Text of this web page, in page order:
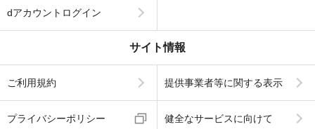
dアカウントログイン
サイト情報
ご利用規約 提供事業者等に関する表示
プライバシーポリシー 健全なサービスに向けて